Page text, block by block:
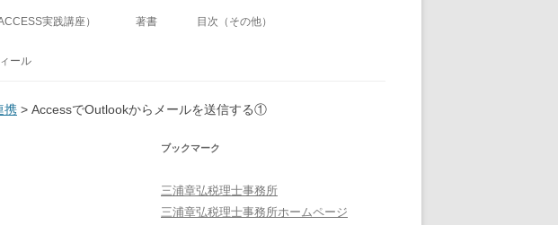
実践講座） 著書 目次（その他）
ール
携 > AccessでOutlookからメールを送信する①
ブックマーク
三浦章弘税理士事務所
三浦章弘税理士事務所ホームページ